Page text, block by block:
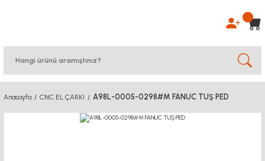
Anasayfa CNC EL ÇARKI A98L-0005-0298#M FANUC TUŞ PED